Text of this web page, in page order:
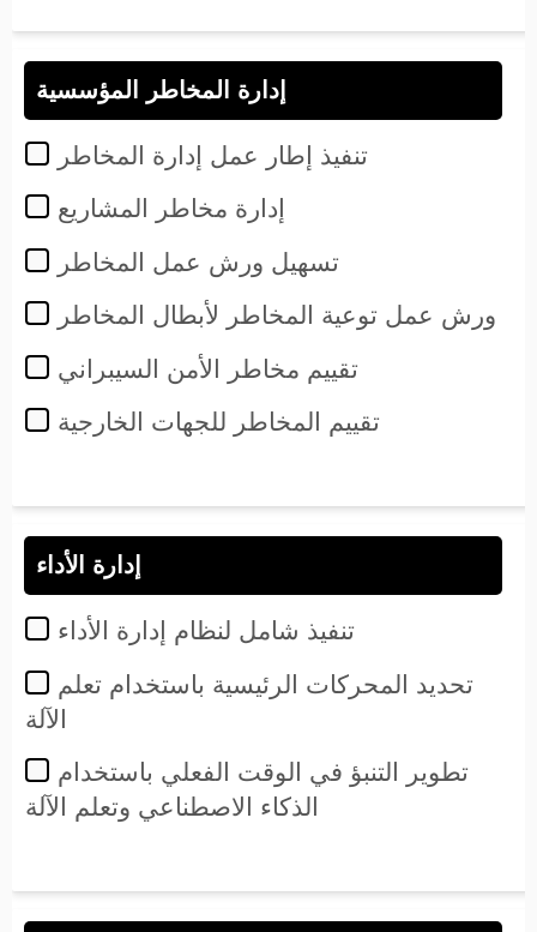
إدارة المخاطر المؤسسية
تنفيذ إطار عمل إدارة المخاطر
إدارة مخاطر المشاريع
تسهيل ورش عمل المخاطر
ورش عمل توعية المخاطر لأبطال المخاطر
تقييم مخاطر الأمن السيبراني
تقييم المخاطر للجهات الخارجية
إدارة الأداء
تنفيذ شامل لنظام إدارة الأداء
تحديد المحركات الرئيسية باستخدام تعلم
الآلة
تطوير التنبؤ في الوقت الفعلي باستخدام
الذكاء الاصطناعي وتعلم الآلة